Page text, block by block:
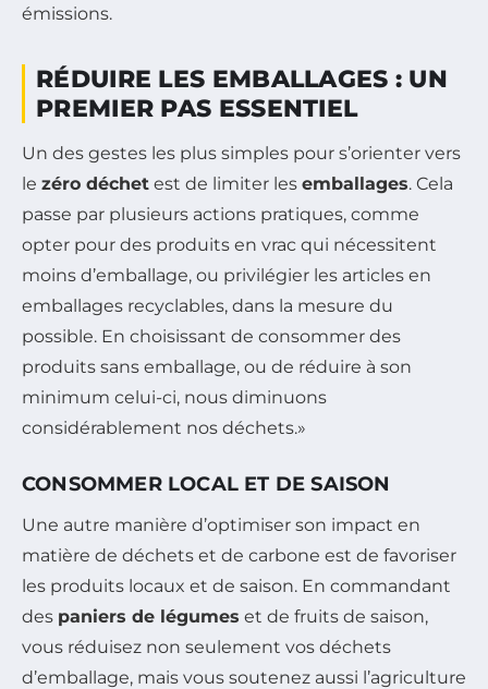
émissions.
RÉDUIRE LES EMBALLAGES : UN
PREMIER PAS ESSENTIEL
Un des gestes les plus simples pour s’orienter vers
le zéro déchet est de limiter les emballages. Cela
passe par plusieurs actions pratiques, comme
opter pour des produits en vrac qui nécessitent
moins d’emballage, ou privilégier les articles en
emballages recyclables, dans la mesure du
possible. En choisissant de consommer des
produits sans emballage, ou de réduire à son
minimum celui-ci, nous diminuons
considérablement nos déchets.»
CONSOMMER LOCAL ET DE SAISON
Une autre manière d’optimiser son impact en
matière de déchets et de carbone est de favoriser
les produits locaux et de saison. En commandant
des paniers de légumes et de fruits de saison,
vous réduisez non seulement vos déchets
d’emballage, mais vous soutenez aussi l’agriculture